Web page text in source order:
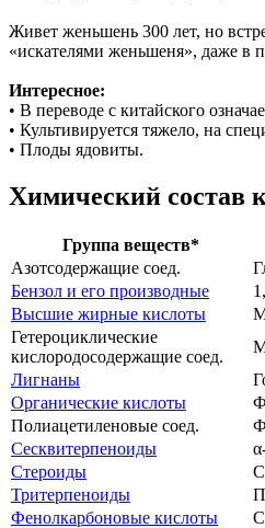
Живет женьшень 300 лет, но
«искателями женьшеня», даже в
Интересное:
• В переводе с китайского
• Культивируется тяжело, на
• Плоды ядовиты.
Химический состав
Группа веществ*
Азотсодержащие соед.
Бензол и его производные
Высшие жирные кислоты
Гетероциклические
кислородосодержащие соед.
Лигнаны
Органические кислоты
Полиацетиленовые соед.
Сесквитерпеноиды
Стероиды
Тритерпеноиды
Фенолкарбоновые кислоты